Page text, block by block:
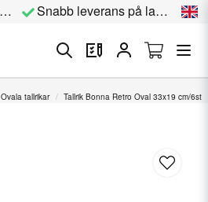
Snabb leverans på lagervara
Ovala tallrikar Tallrik Bonna Retro Oval 33x19 cm/6st